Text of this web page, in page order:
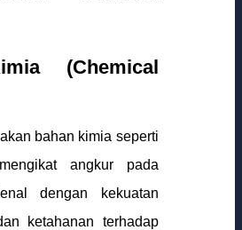
(Chemical
bahan kimia seperti
angkur pada
dengan kekuatan
ketahanan terhadap